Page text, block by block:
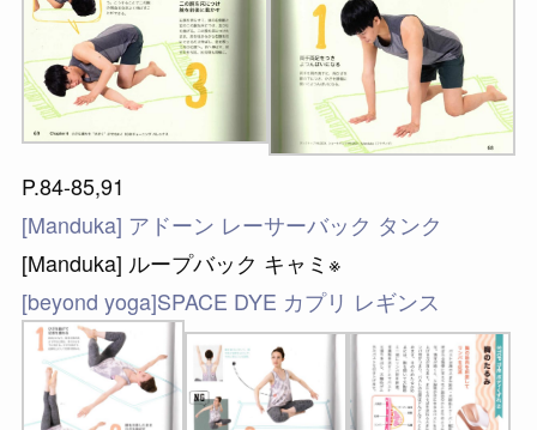
P.84-85,91
[Manduka] アドーン レーサーバック タンク
[Manduka] ループバック キャミ※
[beyond yoga]SPACE DYE カプリ レギンス